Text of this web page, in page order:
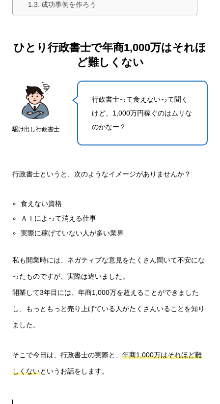
成功事例を作ろう
ひとり行政書士で年商1,000万はそれほ
ど難しくない
駆け出し行政書士
行政書士って食えないって聞く
けど、1,000万円稼ぐのはムリな
のかなー？
行政書士というと、次のようなイメージがありませんか？
食えない資格
ＡＩによって消える仕事
実際に稼げていない人が多い業界
私も開業時には、ネガティブな意見をたくさん聞いて不安にな
ったものですが、実際は違いました。
開業して3年目には、年商1,000万を超えることができました
し、もっともっと売り上げている人がたくさんいることを知り
ました。
そこで今日は、行政書士の実際と、 年商1,000万はそれほど難
しくないというお話をします。